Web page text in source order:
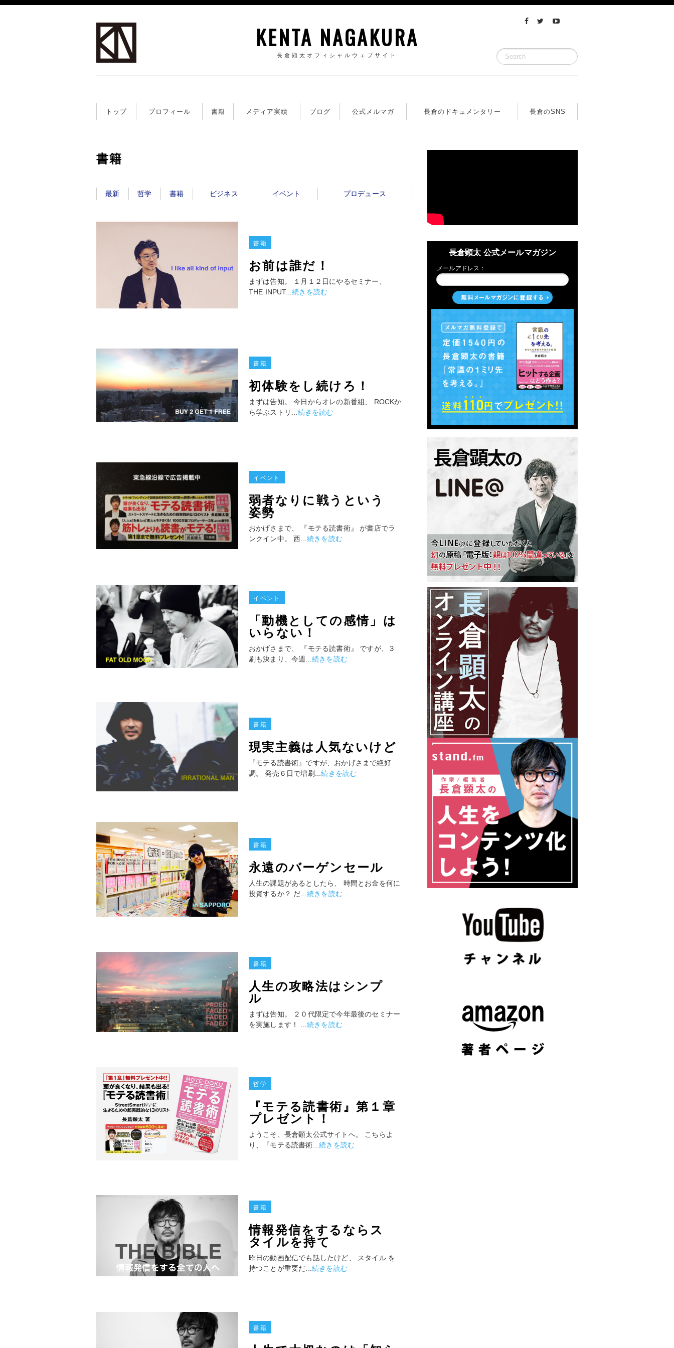
KENTA NAGAKURA
長倉顕太オフィシャルウェブサイト
トップ プロフィール 書籍 メディア実績 ブログ 公式メルマガ 長倉のドキュメンタリー 長倉のSNS
書籍
最新 哲学 書籍 ビジネス イベント プロデュース
書籍
お前は誰だ！
まずは告知。 １月１２日にやるセミナー、
THE INPUT...続きを読む
書籍
初体験をし続けろ！
まずは告知。 今日からオレの新番組、 ROCKか
ら学ぶストリ... 続きを読む
イベント
弱者なりに戦うという
姿勢
おかげさまで、 『モテる読書術』 が書店でラ
ンクイン中。 西... 続きを読む
イベント
「動機としての感情」は
いらない！
おかげさまで、 『モテる読書術』 ですが、３
刷も決まり、今週... 続きを読む
書籍
現実主義は人気ないけど
『モテる読書術』ですが、おかげさまで絶好
調。 発売６日で増刷...続きを読む
書籍
永遠のバーゲンセール
人生の課題があるとしたら、 時間とお金を何に
投資するか？ だ... 続きを読む
書籍
人生の攻略法はシンプ
ル
まずは告知。 ２０代限定で今年最後のセミナー
を実施します！ ... 続きを読む
哲学
『モテる読書術』第１章
プレゼント！
ようこそ、長倉顕太公式サイトへ。 こちらよ
り、『モテる読書術...続きを読む
書籍
情報発信をするならス
タイルを持て
昨日の動画配信でも話したけど、 スタイル を
持つことが重要だ... 続きを読む
書籍
長倉顕太 公式メールマガジン
メールアドレス：